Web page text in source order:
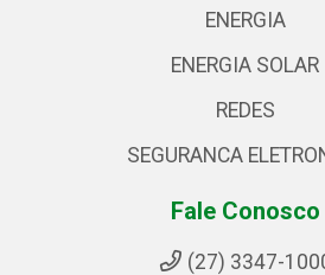
ENERGIA
ENERGIA SOLAR
REDES
SEGURANCA
Fale Conosco
(27) 3347-